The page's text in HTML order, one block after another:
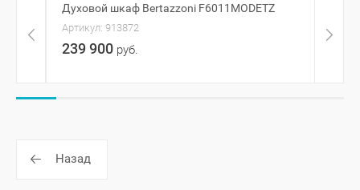
Духовой шкаф Bertazzoni F6011MODETZ
Артикул: 913872
239 900 руб.
Назад